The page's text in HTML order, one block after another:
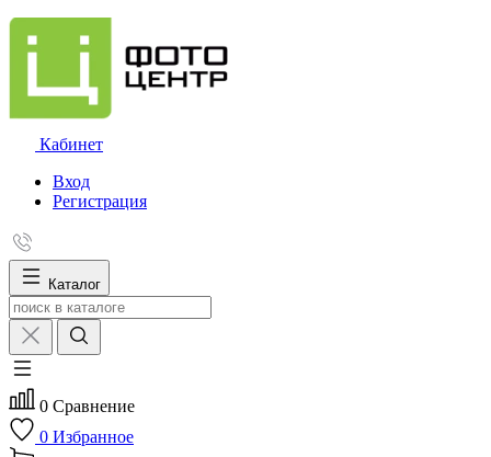
Кабинет
Вход
Регистрация
Каталог
0 Сравнение
0 Избранное